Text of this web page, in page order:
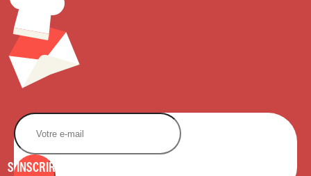
S'INSCRIRE